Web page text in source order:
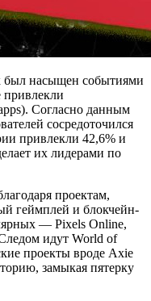
был насыщен событиями
Согласно данным
сосредоточился
привлекли 42,6% и
их лидерами по
проектам,
геймплей и блокчейн-
— Pixels Online,
идут World of
проекты вроде Axie
замыкая пятерку